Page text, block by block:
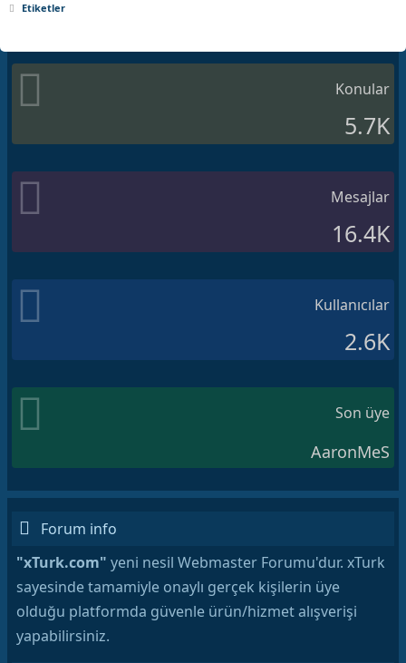
Etiketler
Konular
5.7K
Mesajlar
16.4K
Kullanıcılar
2.6K
Son üye
AaronMeS
Forum info
"xTurk.com" yeni nesil Webmaster Forumu'dur. xTurk
sayesinde tamamiyle onaylı gerçek kişilerin üye
olduğu platformda güvenle ürün/hizmet alışverişi
yapabilirsiniz.